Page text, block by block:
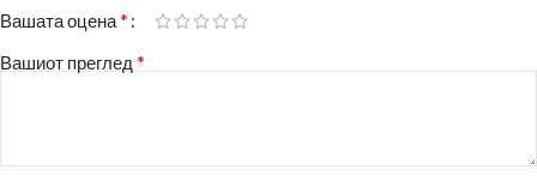
Вашата оцена*
Вашиот преглед *